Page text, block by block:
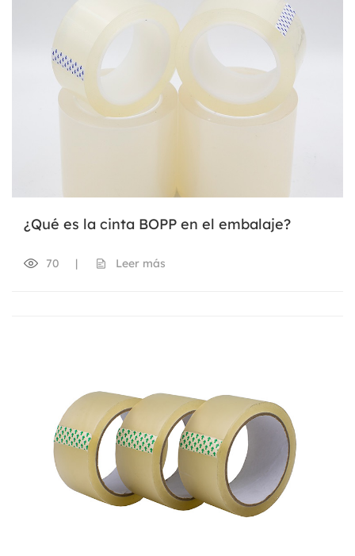
¿Qué es la cinta BOPP en el embalaje?
70 | Leer más